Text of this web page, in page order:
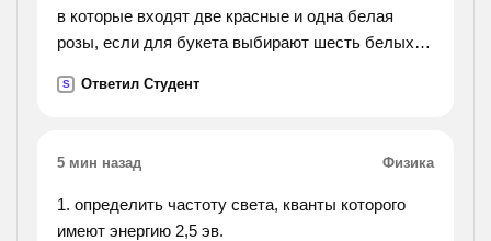
в которые входят две красные и одна белая
розы, если для букета выбирают шесть белых и
S Ответил Студент
5 мин назад Физика
1. определить частоту света, кванты которого
имеют энергию 2,5 эв.